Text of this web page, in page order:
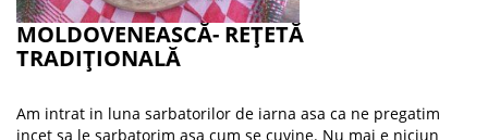
MOLDOVENEASCĂ- REȚETĂ
TRADIȚIONALĂ
Am intrat in luna sarbatorilor de iarna asa ca ne pregatim
incet sa le sarbatorim asa cum se cuvine. Nu mai e niciun